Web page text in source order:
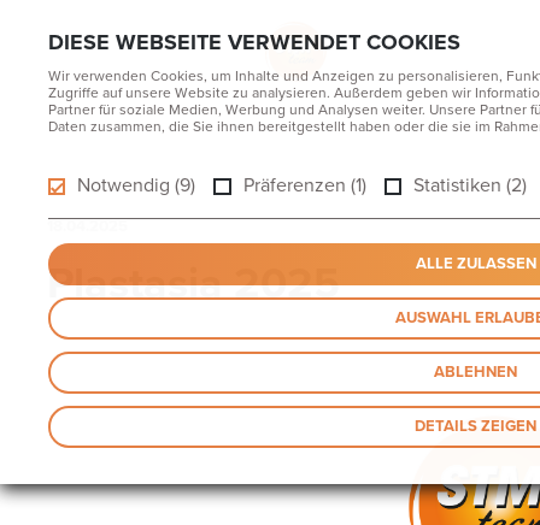
DIESE WEBSEITE VERWENDET COOKIES
Wir verwenden Cookies, um Inhalte und Anzeigen zu personalisieren,
Zugriffe auf unsere Website zu analysieren. Außerdem geben wir
Partner für soziale Medien, Werbung und Analysen weiter. Unsere
Daten zusammen, die Sie ihnen bereitgestellt haben oder die sie im
Notwendig (9) Präferenzen (1) Statistiken (2)
ALLE ZULASSEN
AUSWAHL
ABLEHNEN
DETAILS ZEIGEN
18.04.2025
Plastasia 2025